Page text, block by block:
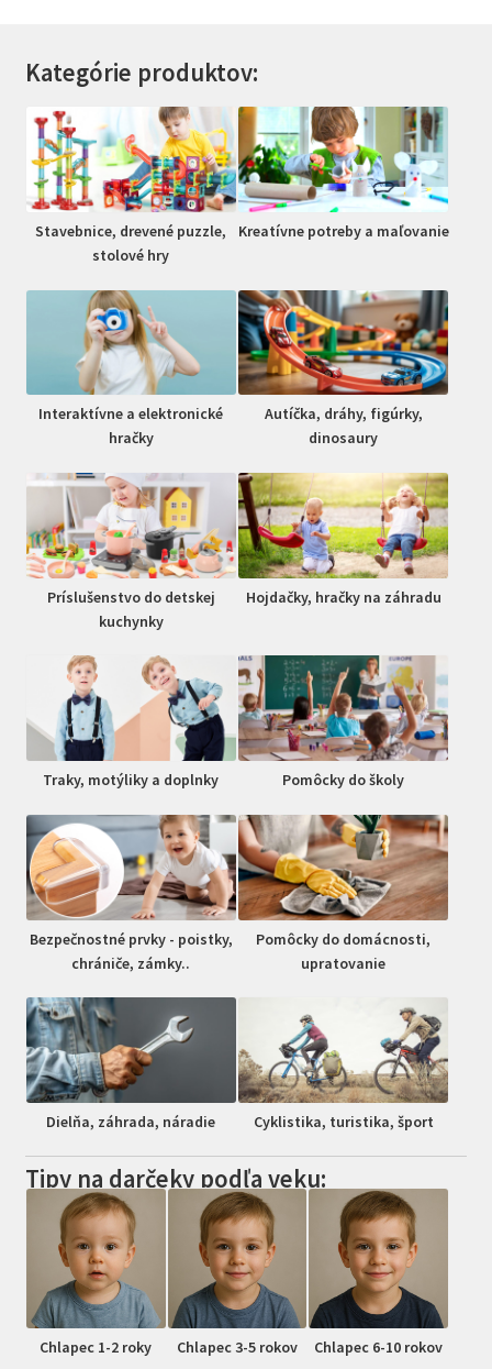
Kategórie produktov:
Stavebnice, drevené puzzle,
stolové hry
Kreatívne potreby a maľovanie
Interaktívne a elektronické
hračky
Autíčka, dráhy, figúrky,
dinosaury
Príslušenstvo do detskej
kuchynky
Hojdačky, hračky na záhradu
Traky, motýliky a doplnky Pomôcky do školy
Bezpečnostné prvky - poistky,
chrániče, zámky..
Pomôcky do domácnosti,
upratovanie
Dielňa, záhrada, náradie Cyklistika, turistika, šport
Tipy na darčeky podľa veku:
Chlapec 1-2 roky Chlapec 3-5 rokov Chlapec 6-10 rokov